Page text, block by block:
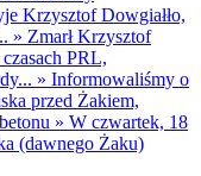
Krzysztof Dowgiałło,
» Zmarł Krzysztof
PRL,
» Informowaliśmy o
przed Żakiem,
» W czwartek, 18
(dawnego Żaku)